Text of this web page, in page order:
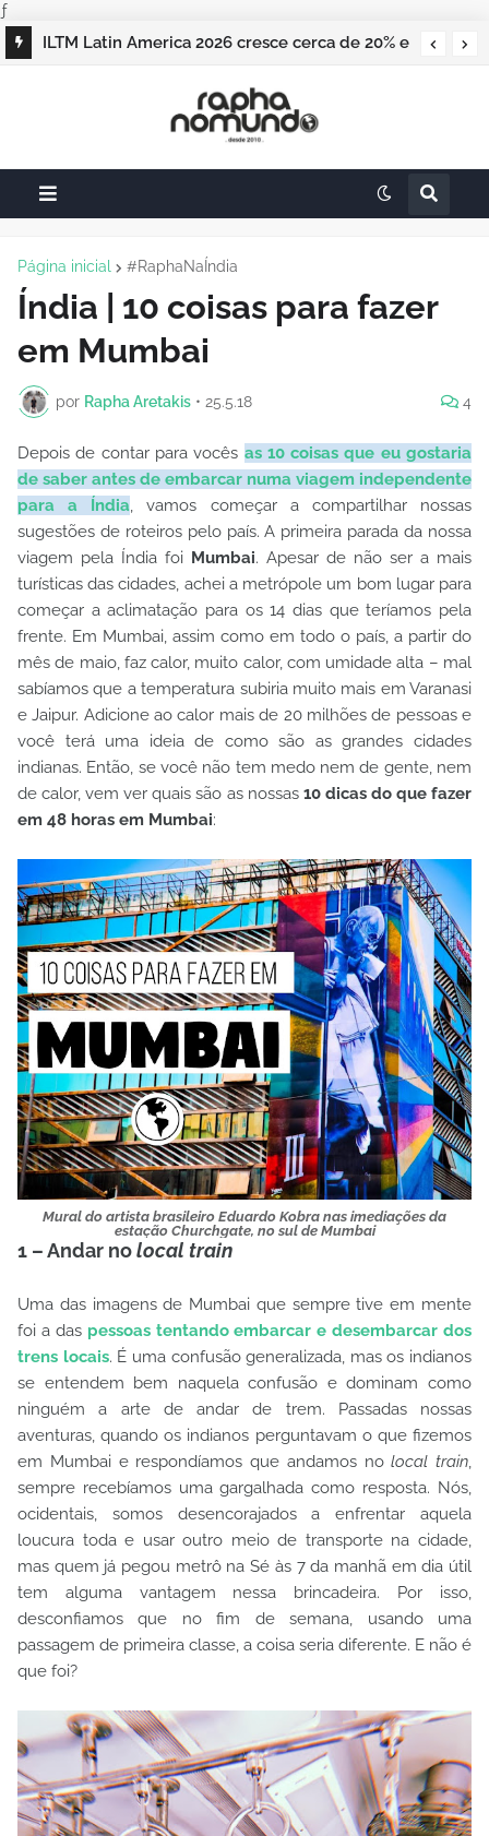
ƒ
O Panamá recebeu o 7º Fórum Internacional
patrimônio e identidade
Página inicial #RaphaNaÍndia
Índia | 10 coisas para fazer
em Mumbai
por Rapha Aretakis • 25.5.18 4
Depois de contar para vocês as 10 coisas que eu gostaria
de saber antes de embarcar numa viagem independente
para a Índia, vamos começar a compartilhar nossas
sugestões de roteiros pelo país. A primeira parada da nossa
viagem pela Índia foi Mumbai. Apesar de não ser a mais
turísticas das cidades, achei a metrópole um bom lugar para
começar a aclimatação para os 14 dias que teríamos pela
frente. Em Mumbai, assim como em todo o país, a partir do
mês de maio, faz calor, muito calor, com umidade alta – mal
sabíamos que a temperatura subiria muito mais em Varanasi
e Jaipur. Adicione ao calor mais de 20 milhões de pessoas e
você terá uma ideia de como são as grandes cidades
indianas. Então, se você não tem medo nem de gente, nem
de calor, vem ver quais são as nossas 10 dicas do que fazer
em 48 horas em Mumbai:
Mural do artista brasileiro Eduardo Kobra nas imediações da
estação Churchgate, no sul de Mumbai
1 – Andar nolocal train
Uma das imagens de Mumbai que sempre tive em mente
foi a das pessoas tentando embarcar e desembarcar dos
trens locais. É uma confusão generalizada, mas os indianos
se entendem bem naquela confusão e dominam como
ninguém a arte de andar de trem. Passadas nossas
aventuras, quando os indianos perguntavam o que fizemos
em Mumbai e respondíamos que andamos nolocal train,
sempre recebíamos uma gargalhada como resposta. Nós,
ocidentais, somos desencorajados a enfrentar aquela
loucura toda e usar outro meio de transporte na cidade,
mas quem já pegou metrô na Sé às 7 da manhã em dia útil
tem alguma vantagem nessa brincadeira. Por isso,
desconfiamos que no fim de semana, usando uma
passagem de primeira classe, a coisa seria diferente. E não é
que foi?